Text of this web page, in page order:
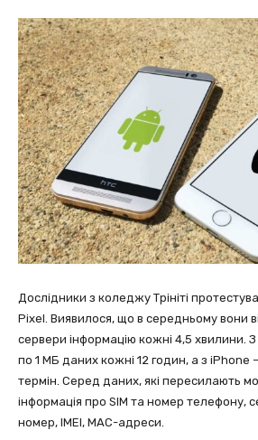
Дослідники з коледжу Трініті
Pixel. Виявилося, що в середньому вони
сервери інформацію кожні 4,5 хвилини. З
по 1 МБ даних кожні 12 годин, а з iPhone
термін. Серед даних, які пересилають
інформація про SIM та номер телефону,
номер, IMEI, MAC-адреси.